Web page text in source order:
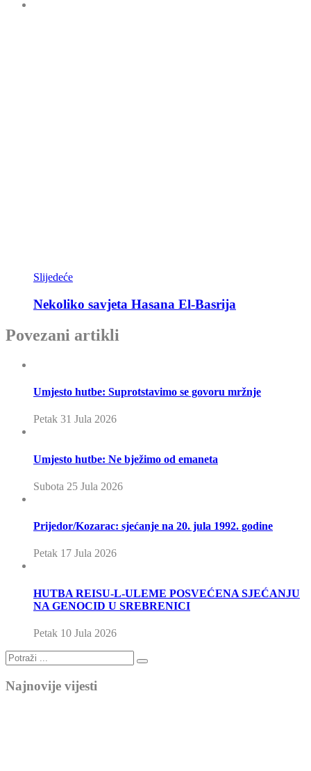
Slijedeće
Nekoliko savjeta Hasana El-Basrija
Povezani artikli
Umjesto hutbe: Suprotstavimo se govoru mržnje
Petak 31 Jula 2026
Umjesto hutbe: Ne bježimo od emaneta
Subota 25 Jula 2026
Prijedor/Kozarac: sjećanje na 20. jula 1992. godine
Petak 17 Jula 2026
HUTBA REISU-L-ULEME POSVEĆENA SJEĆANJU
NA GENOCID U SREBRENICI
Petak 10 Jula 2026
Najnovije vijesti